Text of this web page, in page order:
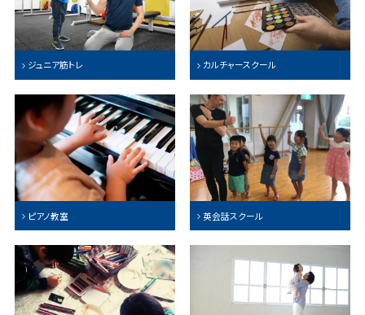
ジュニア筋トレ カルチャースクール
ピアノ教室 英会話スクール